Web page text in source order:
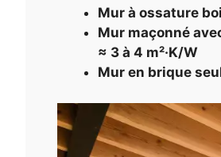
Mur à ossature
Mur maçonné
≈ 3 à 4 m²·K/W
Mur en brique